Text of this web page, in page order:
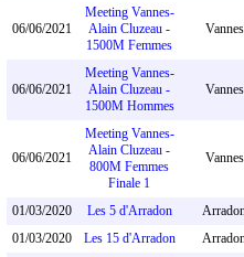
06/06/2021
Meeting Vannes-
Alain Cluzeau -
1500M Femmes
Vannes
06/06/2021
Meeting Vannes-
Alain Cluzeau -
1500M Hommes
Vannes
06/06/2021
Meeting Vannes-
Alain Cluzeau -
800M Femmes
Finale 1
Vannes
01/03/2020 Les 5 d'Arradon
01/03/2020
Les 15 d'Arradon